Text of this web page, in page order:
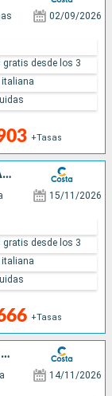
02/09/2026
+Tasas
gratis desde los 3
ITALIA, ESPAÑA, GIBRALTAR, PORTUGAL, FRANCIA
15/11/2026
+Tasas
gratis desde los 3
FRANCIA, ITALIA, ESPAÑA, GIBRALTAR, PORTUGAL
14/11/2026